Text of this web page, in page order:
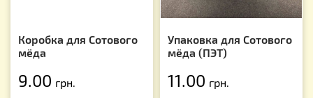
Коробка для Сотового
мёда
9.00 грн.
Упаковка для Сотового
мёда (ПЭТ)
11.00 грн.